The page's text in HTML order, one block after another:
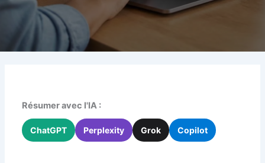
Résumer avec l'IA :
ChatGPT Perplexity Grok Copilot